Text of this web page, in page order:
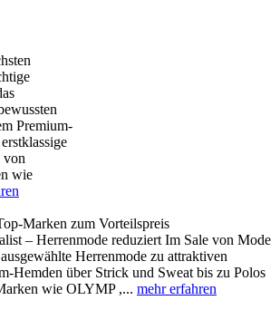
Premium-
von
wie
Marken zum Vorteilspreis
– Herrenmode reduziert Im Sale von Mode
Herrenmode zu attraktiven
Hemden über Strick und Sweat bis zu Polos
wie OLYMP ,... mehr erfahren